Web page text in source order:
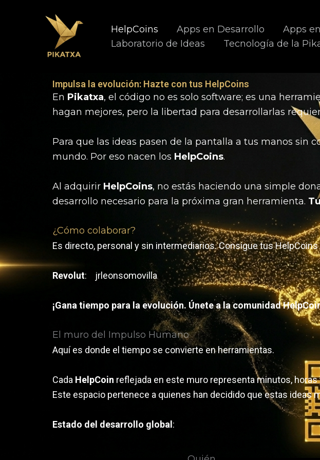
HelpCoins Apps en Desarrollo Apps
Laboratorio de Ideas
Tecnología de la
Impulsa la evolución: Hazte con tus HelpCoins
En Pikatxa, el código no es solo software; es una
hagan mejores, pero la libertad para desarrollarlas
Para que las ideas pasen de la pantalla a tus manos sin
mundo. Por eso nacen los HelpCoins.
Al adquirir HelpCoins, no estás haciendo una simple
desarrollo necesario para la próxima gran herramienta.
¿Cómo colaborar?
Es directo, personal y sin intermediarios. Consigue tus
Revolut: jrleonsomovilla
¡Gana tiempo para la evolución. Únete a la comunidad
El muro del Impulso Humano
Aquí es donde el tiempo se convierte en herramientas.
Cada HelpCoin reflejada en este muro representa minutos,
Este espacio pertenece a quienes han decidido que estas ideas
Estado del desarrollo global: